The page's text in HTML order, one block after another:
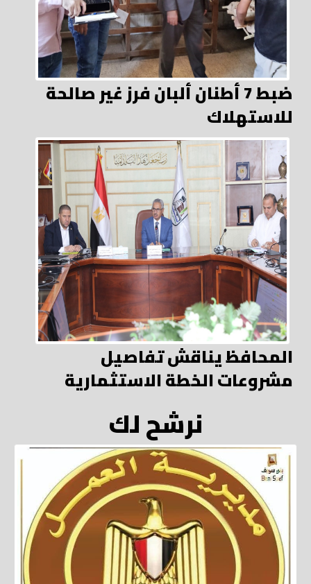
ضبط 7 أطنان ألبان فرز غير صالحة
للاستهلاك
المحافظ يناقش تفاصيل
مشروعات الخطة الاستثمارية
نرشح لك